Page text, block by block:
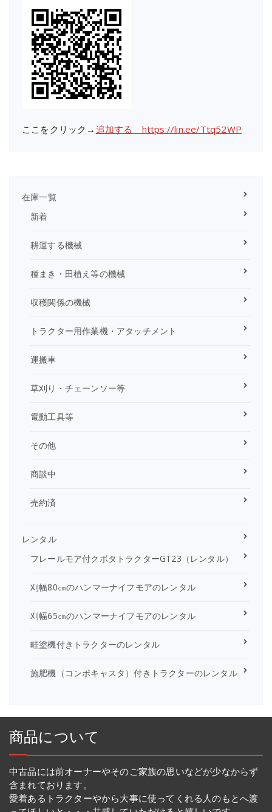
ここをクリック→ 追加する https://lin.ee/Ttq52WP
在庫一覧
新着
耕運する機械
種まき・田植え等の機械
収穫関係の機械
トラクター用作業機・アタッチメント
運搬車
草刈り・チェーンソー等
電動工具等
その他
商談中
売約済
レンタル
フレールモア付クボタトラクターGT23（レンタル）
刈幅80㎝のハンマーナイフモアのレンタル
刈幅65㎝のハンマーナイフモアのレンタル
畦塗機付きトラクターのレンタル
施肥機（コンポキャスタ）付きトラクターのレンタル
商品について
中古品には前オーナーやそのご家族の思いなどが少なからず
含まれております。
愛着あるトラクターやから大事に使ってくれる人のもとへ渡